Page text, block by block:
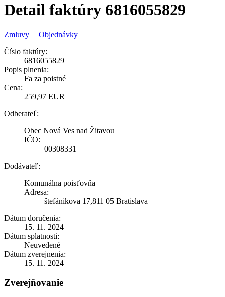
Detail faktúry 6816055829
Zmluvy | Objednávky
Číslo faktúry:
6816055829
Popis plnenia:
Fa za poistné
Cena:
259,97 EUR
Odberateľ:
Obec Nová Ves nad Žitavou
IČO:
00308331
Dodávateľ:
Komunálna poisťovňa
Adresa:
štefánikova 17,811 05 Bratislava
Dátum doručenia:
15. 11. 2024
Dátum splatnosti:
Neuvedené
Dátum zverejnenia:
15. 11. 2024
Zverejňovanie